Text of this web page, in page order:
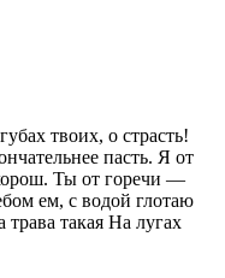
твоих, о страсть!
пасть. Я от
Ты от горечи —
ем, с водой глотаю
трава такая На лугах